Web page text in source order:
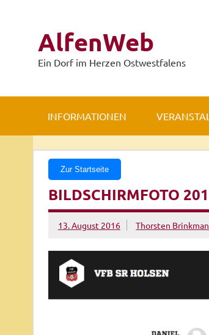
AlfenWeb
Ein Dorf im Herzen Ostwestfalens
INFORMATIONEN
Zur Startseite
BILDSCHIRMFOTO
13. August 2016 Thorsten